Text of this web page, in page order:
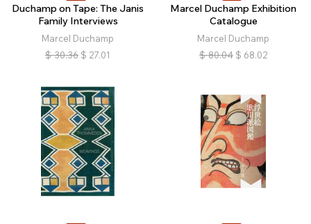
Duchamp on Tape: The Janis
Family Interviews
Marcel Duchamp
$ 30.36 $ 27.01
Marcel Duchamp Exhibition
Catalogue
Marcel Duchamp
$ 80.04 $ 68.02